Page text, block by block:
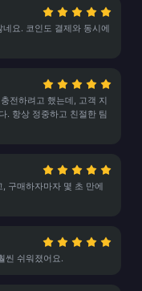
요. 코인도 결제와 동시에
전하려고 했는데, 고객 지
. 항상 정중하고 친절한 팀
구매하자마자 몇 초 만에
씬 쉬워졌어요.